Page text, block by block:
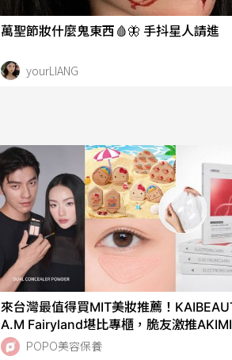
萬聖節妝什麼鬼東西🩸🦋 手抖星人請進
yourLIANG
來台灣最值得買MIT美妝推薦！
A.M Fairyland堪比專櫃，脆友激推
電流面膜！
POPO美容保養